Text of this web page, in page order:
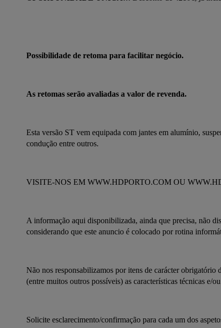
Possibilidade de retoma para facilitar negócio.
As retomas serão avaliadas a valor de revenda.
Esta versão ST vem equipada com jantes em alumínio,
condução entre outros.
VISITE-NOS EM WWW.HDPORTO.COM OU
A informação aqui disponibilizada, ainda que precisa, não
considerando que este anuncio é colocado por rotina
Não nos responsabilizamos por itens de carácter
(entre muitos outros possíveis) as características técnicas e/
Solicite esclarecimento/confirmação para cada um dos